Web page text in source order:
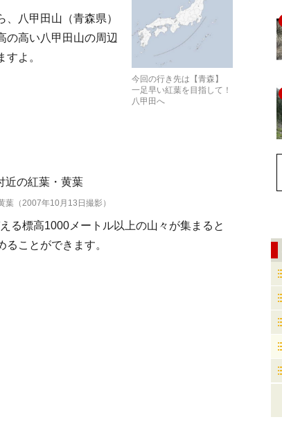
今回の行き先は【青森】
一足早い紅葉を目指して！
八甲田へ
八甲田山（青森県）
の高い八甲田山の周辺
よ。
葉（2007年10月13日撮影）
る標高1000メートル以上の山々が集まると
ことができます。